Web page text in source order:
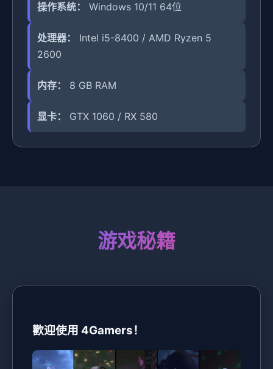
操作系统： Windows 10/11 64位
处理器：
Intel i5-8400 / AMD Ryzen 5
2600
内存： 8 GB RAM
显卡： GTX 1060 / RX 580
游戏秘籍
歡迎使用 4Gamers！